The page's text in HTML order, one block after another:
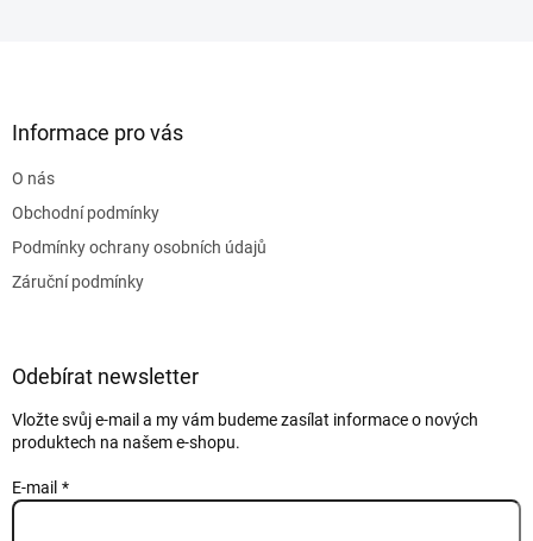
Informace pro vás
O nás
Obchodní podmínky
Podmínky ochrany osobních údajů
Záruční podmínky
Odebírat newsletter
Vložte svůj e-mail a my vám budeme zasílat informace o nových
produktech na našem e-shopu.
E-mail